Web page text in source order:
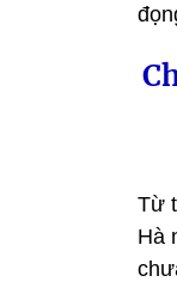
Từ
Hà